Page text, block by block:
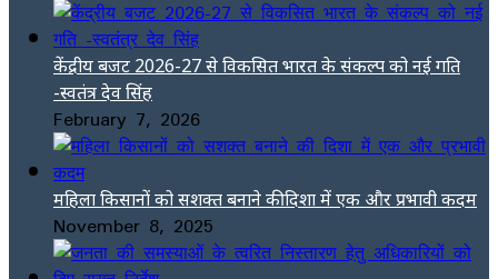
केंद्रीय बजट 2026-27 से विकसित भारत के संकल्प को नई गति
-स्वतंत्र देव सिंह
February 7, 2026
महिला किसानों को सशक्त बनाने की दिशा में एक और प्रभावी कदम
November 8, 2025